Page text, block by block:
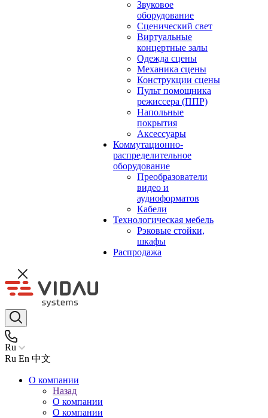
Звуковое
оборудование
Сценический свет
Виртуальные
концертные залы
Одежда сцены
Механика сцены
Конструкции сцены
Пульт помощника
режиссера (ППР)
Напольные
покрытия
Аксессуары
Коммутационно-
распределительное
оборудование
Преобразователи
видео и
аудиоформатов
Кабели
Технологическая мебель
Рэковые стойки,
шкафы
Распродажа
Ru
Ru En 中文
О компании
Назад
О компании
О компании